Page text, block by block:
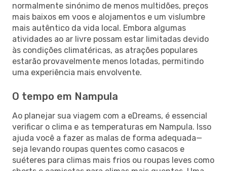
normalmente sinónimo de menos multidões, preços
mais baixos em voos e alojamentos e um vislumbre
mais autêntico da vida local. Embora algumas
atividades ao ar livre possam estar limitadas devido
às condições climatéricas, as atrações populares
estarão provavelmente menos lotadas, permitindo
uma experiência mais envolvente.
O tempo em Nampula
Ao planejar sua viagem com a eDreams, é essencial
verificar o clima e as temperaturas em Nampula. Isso
ajuda você a fazer as malas de forma adequada—
seja levando roupas quentes como casacos e
suéteres para climas mais frios ou roupas leves como